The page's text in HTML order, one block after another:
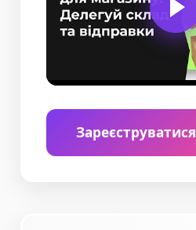
Зареєструватися